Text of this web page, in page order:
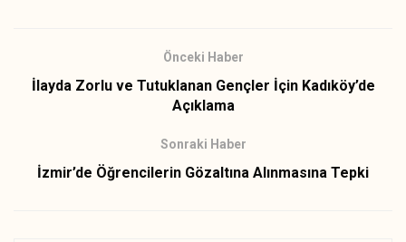
Önceki Haber
İlayda Zorlu ve Tutuklanan Gençler İçin Kadıköy’de
Açıklama
Sonraki Haber
İzmir’de Öğrencilerin Gözaltına Alınmasına Tepki